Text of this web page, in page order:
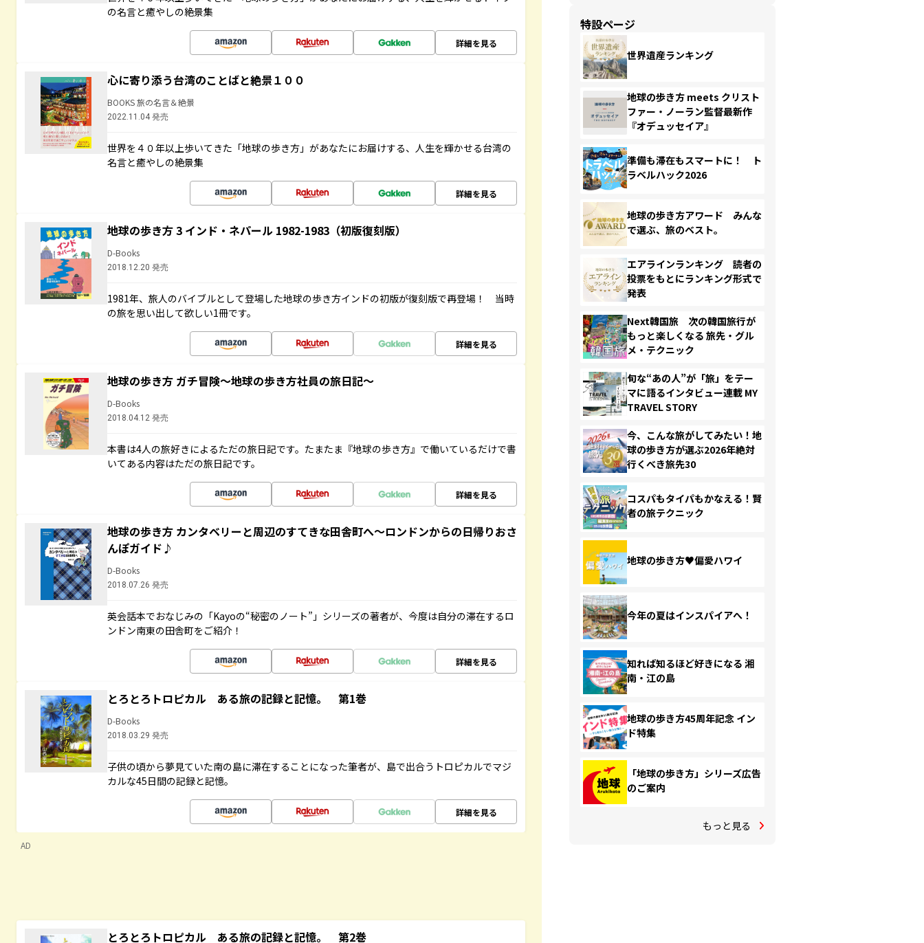
の名言と癒やしの絶景集
詳細を見る
心に寄り添う台湾のことばと絶景１００
BOOKS 旅の名言＆絶景
2022.11.04 発売
世界を４０年以上歩いてきた「地球の歩き方」があなたにお届けする、人生を輝かせる台湾の
名言と癒やしの絶景集
詳細を見る
地球の歩き方 3 インド・ネパール 1982-1983（初版復刻版）
D-Books
2018.12.20 発売
1981年、旅人のバイブルとして登場した地球の歩き方インドの初版が復刻版で再登場！ 当時
の旅を思い出して欲しい1冊です。
詳細を見る
地球の歩き方 ガチ冒険～地球の歩き方社員の旅日記～
D-Books
2018.04.12 発売
本書は4人の旅好きによるただの旅日記です。たまたま『地球の歩き方』で働いているだけで書
いてある内容はただの旅日記です。
詳細を見る
地球の歩き方 カンタベリーと周辺のすてきな田舎町へ～ロンドンからの日帰りおさ
んぽガイド♪
D-Books
2018.07.26 発売
英会話本でおなじみの「Kayoの“秘密のノート”」シリーズの著者が、今度は自分の滞在するロ
ンドン南東の田舎町をご紹介！
詳細を見る
とろとろトロピカル ある旅の記録と記憶。 第1巻
D-Books
2018.03.29 発売
子供の頃から夢見ていた南の島に滞在することになった筆者が、島で出合うトロピカルでマジ
カルな45日間の記録と記憶。
詳細を見る
AD
とろとろトロピカル ある旅の記録と記憶。 第2巻
特設ページ
世界遺産ランキング
地球の歩き方 meets クリスト
ファー・ノーラン監督最新作
『オデュッセイア』
準備も滞在もスマートに！ ト
ラベルハック2026
地球の歩き方アワード みんな
で選ぶ、旅のベスト。
エアラインランキング 読者の
投票をもとにランキング形式で
発表
Next韓国旅 次の韓国旅行が
もっと楽しくなる 旅先・グル
メ・テクニック
旬な“あの人”が「旅」をテー
マに語るインタビュー連載 MY
TRAVEL STORY
今、こんな旅がしてみたい！地
球の歩き方が選ぶ2026年絶対
行くべき旅先30
コスパもタイパもかなえる！賢
者の旅テクニック
地球の歩き方♥偏愛ハワイ
今年の夏はインスパイアへ！
知れば知るほど好きになる 湘
南・江の島
地球の歩き方45周年記念 イン
ド特集
「地球の歩き方」シリーズ広告
のご案内
もっと見る